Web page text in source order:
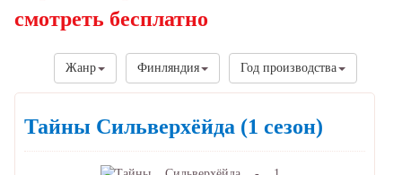
смотреть бесплатно
Год производства
Финляндия
Жанр
Тайны Сильверхёйда (1 сезон)